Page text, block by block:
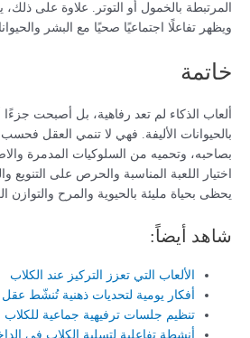
المرتبطة بالخمول أو التوتر. علاوة على ذلك،
ويظهر تفاعلًا اجتماعيًا صحيًا مع البشر
خاتمة
ألعاب الذكاء لم تعد رفاهية، بل أصبحت جزءًا
بالحيوانات الأليفة. فهي لا تنمي العقل
بصاحبه، وتحميه من السلوكيات المدمرة
اختيار اللعبة المناسبة والحرص على التنويع
يحظى بحياة مليئة بالحيوية والمرح والتوازن
شاهد أيضاً:
الألعاب التي تعزز التركيز عند الكلاب
أفكار يومية لتحديات ذهنية تُنشّط
تنظيم جلسات ترفيهية جماعية للكلاب
أنشطة تفاعلية لتسلية الكلاب في